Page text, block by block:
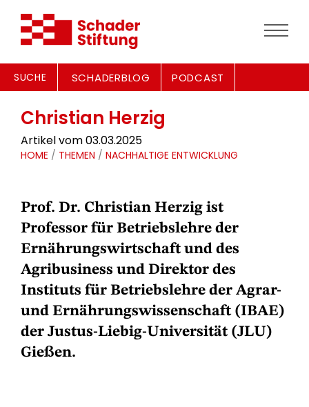
SUCHE SCHADERBLOG PODCAST
Christian Herzig
Artikel vom 03.03.2025
HOME / THEMEN / NACHHALTIGE ENTWICKLUNG
Prof. Dr. Christian Herzig ist
Professor für Betriebslehre der
Ernährungswirtschaft und des
Agribusiness und Direktor des
Instituts für Betriebslehre der Agrar-
und Ernährungswissenschaft (IBAE)
der Justus-Liebig-Universität (JLU)
Gießen.